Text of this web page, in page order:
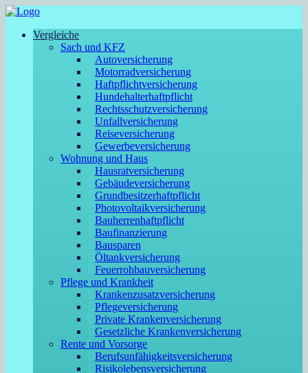
Vergleiche
Sach und KFZ
Autoversicherung
Motorradversicherung
Haftpflichtversicherung
Hundehalterhaftpflicht
Rechtsschutzversicherung
Unfallversicherung
Reiseversicherung
Gewerbeversicherung
Wohnung und Haus
Hausratversicherung
Gebäudeversicherung
Grundbesitzerhaftpflicht
Photovoltaikversicherung
Bauherrenhaftpflicht
Baufinanzierung
Bausparen
Öltankversicherung
Feuerrohbauversicherung
Pflege und Krankheit
Krankenzusatzversicherung
Pflegeversicherung
Private Krankenversicherung
Gesetzliche Krankenversicherung
Rente und Vorsorge
Berufs­unfähigkeitsversicherung
Risikolebensversicherung